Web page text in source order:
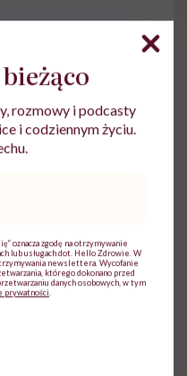
dziennikarka, pedagożka
rozmowy i podcasty
i codziennym życiu.
oznacza zgodę na otrzymywanie
lub usługach dot. Hello Zdrowie. W
newslettera. Wycofanie
którego dokonano przed
danych osobowych, w tym
prywatności